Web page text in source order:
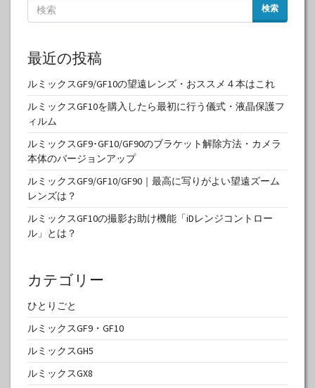
検索
最近の投稿
ルミックスGF9/GF10の望遠レンズ・おススメ４本はこれ
ルミックスGF10を購入したら最初に行う儀式・液晶保護フ
ィルム
ルミックスGF9･GF10/GF90のブラケット解除方法・カメラ
本体のバージョンアップ
ルミックスGF9/GF10/GF90｜最高に写りがよい望遠ズーム
レンズは？
ルミックスGF10の撮影お助け機能「iDレンジコントロー
ル」とは？
カテゴリー
ひとりごと
ルミックスGF9・GF10
ルミックスGH5
ルミックスGX8